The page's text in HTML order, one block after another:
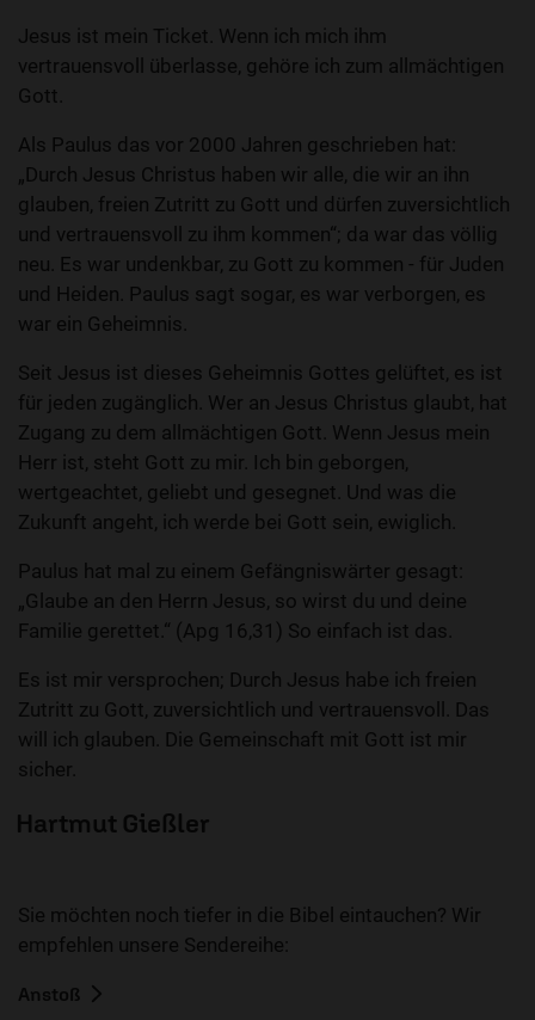
Jesus ist mein Ticket. Wenn ich mich ihm
vertrauensvoll überlasse, gehöre ich zum allmächtigen
Gott.
Als Paulus das vor 2000 Jahren geschrieben hat:
„Durch Jesus Christus haben wir alle, die wir an ihn
glauben, freien Zutritt zu Gott und dürfen zuversichtlich
und vertrauensvoll zu ihm kommen“; da war das völlig
neu. Es war undenkbar, zu Gott zu kommen - für Juden
und Heiden. Paulus sagt sogar, es war verborgen, es
war ein Geheimnis.
Seit Jesus ist dieses Geheimnis Gottes gelüftet, es ist
für jeden zugänglich. Wer an Jesus Christus glaubt, hat
Zugang zu dem allmächtigen Gott. Wenn Jesus mein
Herr ist, steht Gott zu mir. Ich bin geborgen,
wertgeachtet, geliebt und gesegnet. Und was die
Zukunft angeht, ich werde bei Gott sein, ewiglich.
Paulus hat mal zu einem Gefängniswärter gesagt:
„Glaube an den Herrn Jesus, so wirst du und deine
Familie gerettet.“ (Apg 16,31) So einfach ist das.
Es ist mir versprochen; Durch Jesus habe ich freien
Zutritt zu Gott, zuversichtlich und vertrauensvoll. Das
will ich glauben. Die Gemeinschaft mit Gott ist mir
sicher.
Hartmut Gießler
Sie möchten noch tiefer in die Bibel eintauchen? Wir
empfehlen unsere Sendereihe:
Anstoß